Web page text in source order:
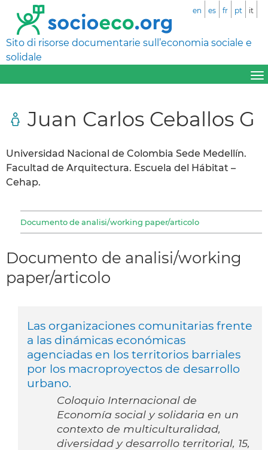
Sito di risorse documentarie sull’economia sociale e
solidale
en es fr pt it
Juan Carlos Ceballos G
Universidad Nacional de Colombia Sede Medellín.
Facultad de Arquitectura. Escuela del Hábitat –
Cehap.
Documento de analisi/working paper/articolo
Documento de analisi/working
paper/articolo
Las organizaciones comunitarias frente
a las dinámicas económicas
agenciadas en los territorios barriales
por los macroproyectos de desarrollo
urbano.
Coloquio Internacional de
Economía social y solidaria en un
contexto de multiculturalidad,
diversidad y desarrollo territorial, 15,